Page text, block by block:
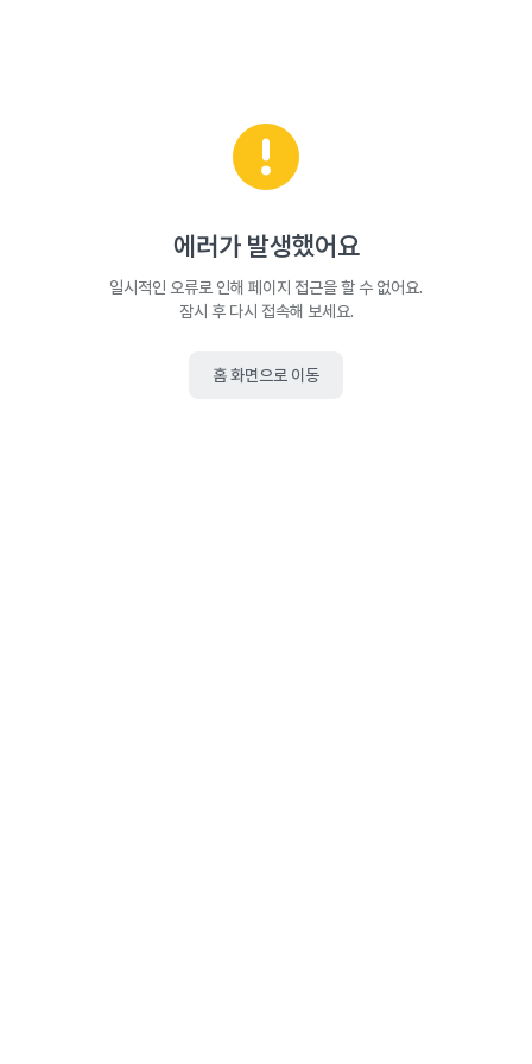
에러가 발생했어요
일시적인 오류로 인해 페이지 접근을 할 수 없어요.
잠시 후 다시 접속해 보세요.
홈 화면으로 이동